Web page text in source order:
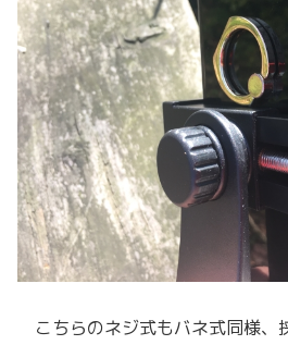
こちらのネジ式もバネ式同様、